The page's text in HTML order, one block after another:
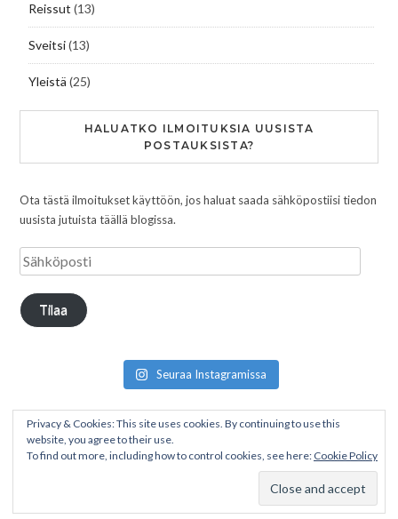
Reissut (13)
Sveitsi(13)
Yleistä (25)
HALUATKO ILMOITUKSIA UUSISTA
POSTAUKSISTA?
Ota tästä ilmoitukset käyttöön, jos haluat saada sähköpostiisi tiedon
uusista jutuista täällä blogissa.
Tilaa
Seuraa Instagramissa
Copyright © 2026 Pakumatkalla
Privacy & Cookies: This site uses cookies. By continuing to use this
website, you agree to their use.
To find out more, including how to control cookies, see here: Cookie Policy